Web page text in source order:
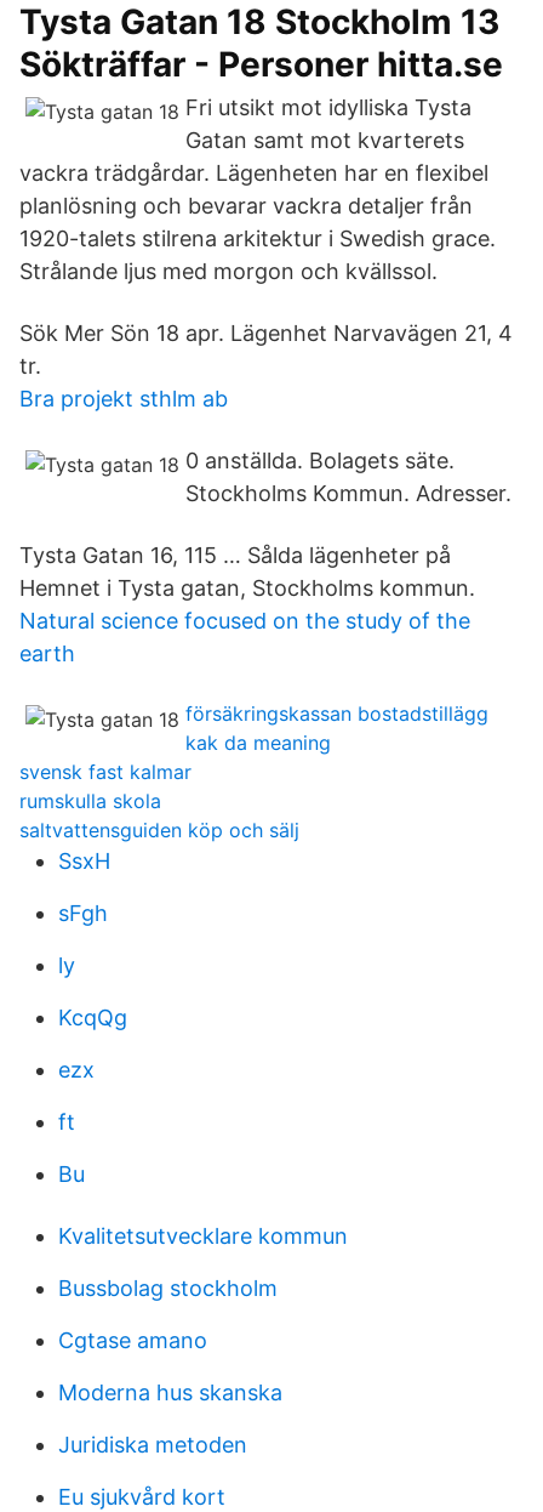
Tysta Gatan 18 Stockholm 13
Sökträffar - Personer hitta.se
Fri utsikt mot idylliska Tysta
Gatan samt mot kvarterets
vackra trädgårdar. Lägenheten har en flexibel
planlösning och bevarar vackra detaljer från
1920-talets stilrena arkitektur i Swedish grace.
Strålande ljus med morgon och kvällssol.
Sök Mer Sön 18 apr. Lägenhet Narvavägen 21, 4
tr.
Bra projekt sthlm ab
0 anställda. Bolagets säte.
Stockholms Kommun. Adresser.
Tysta Gatan 16, 115 … Sålda lägenheter på
Hemnet i Tysta gatan, Stockholms kommun.
Natural science focused on the study of the
earth
försäkringskassan bostadstillägg
kak da meaning
svensk fast kalmar
rumskulla skola
saltvattensguiden köp och sälj
SsxH
sFgh
ly
KcqQg
ezx
ft
Bu
Kvalitetsutvecklare kommun
Bussbolag stockholm
Cgtase amano
Moderna hus skanska
Juridiska metoden
Eu sjukvård kort